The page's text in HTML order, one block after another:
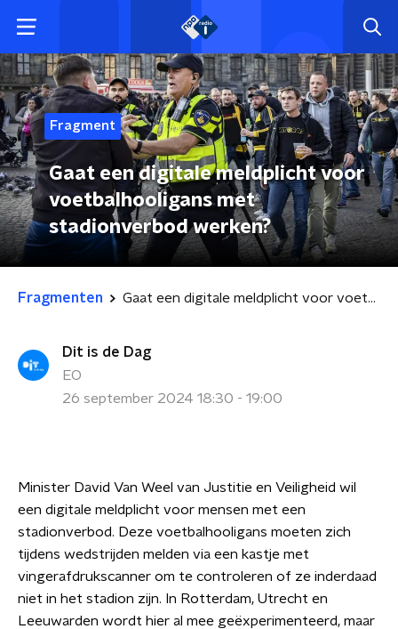
Fragment
Gaat een digitale meldplicht voor
voetbalhooligans met
stadionverbod werken?
Fragmenten Gaat een digitale meldplicht voor voetbalhooligans met stadionverbod werken?
Dit is de Dag
EO
26 september 2024 18:30 - 19:00
Minister David Van Weel van Justitie en Veiligheid wil
een digitale meldplicht voor mensen met een
stadionverbod. Deze voetbalhooligans moeten zich
tijdens wedstrijden melden via een kastje met
vingerafdrukscanner om te controleren of ze inderdaad
niet in het stadion zijn. In Rotterdam, Utrecht en
Leeuwarden wordt hier al mee geëxperimenteerd, maar